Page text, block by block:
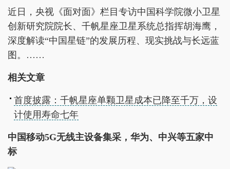
近日，央视《面对面》栏目专访中国科学院微小卫星
创新研究院院长、千帆星座卫星系统总指挥胡海鹰，
深度解读“中国星链”的发展历程、现实挑战与长远蓝
图。……
相关文章
首度披露：千帆星座单颗卫星成本已降至千万，设
计使用寿命七年
中国移动5G无线主设备集采，华为、中兴等五家中
标